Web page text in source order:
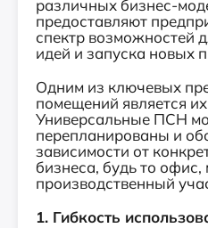
различных бизнес-
предоставляют
спектр возможностей
идей и запуска новых
Одним из ключевых
помещений является
Универсальные ПСН
перепланированы и
зависимости от
бизнеса, будь то офис,
производственный
1. Гибкость